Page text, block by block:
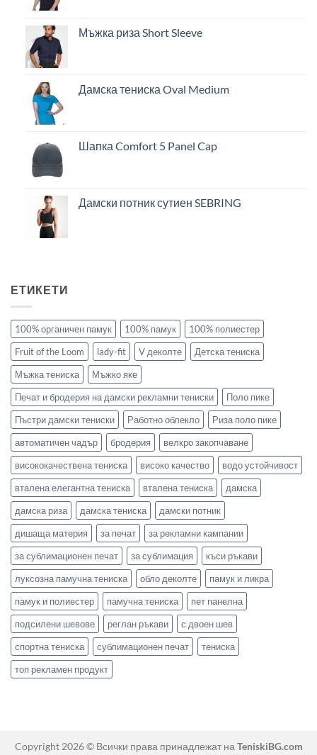
Мъжка риза Short Sleeve
Дамска тениска Oval Medium
Шапка Comfort 5 Panel Cap
Дамски потник сутиен SEBRING
ЕТИКЕТИ
100% органичен памук 100% памук
100% полиестер
Fruit of the Loom
lady-fit V деколте
Детска тениска
Мъжка тениска
Мъжко яке
Печат и бродерия на дамски рекламни тениски
Поло пике
Пъстри дамски тениски
Работно облекло
Риза поло пике
автоматичен чадър
бродерия
велкро закопчаване
висококачествена тениска
високо качество
водо устойчивост
вталена елегантна тениска
вталена тениска
дамска
дамска риза
дамска тениска
дамски потник
дишаща материя
за печат
за рекламни кампании
за сублимационен печат
за сублимация
къси ръкави
луксозна памучна тениска
обло деколте
памук и ликра
памук и полиестер
памучна тениска
пет панелна
подсилени шевове
реглан ръкави
с двоен шев
спортна тениска
сублимационен печат
тениска
топ рекламен продукт
Copyright 2026 © Всички права принадлежат на TeniskiBG.com